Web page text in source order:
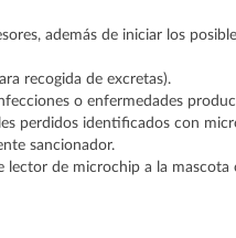
además de iniciar los
recogida de excretas).
o enfermedades
perdidos identificados con
sancionador.
de microchip a la